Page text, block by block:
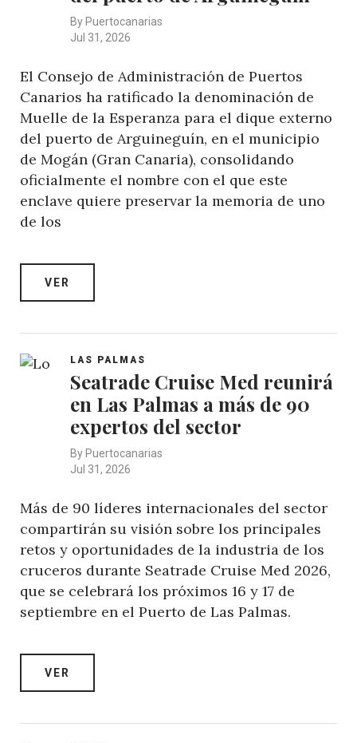
By Puertocanarias
Jul 31, 2026
El Consejo de Administración de Puertos
Canarios ha ratificado la denominación de
Muelle de la Esperanza para el dique externo
del puerto de Arguineguín, en el municipio
de Mogán (Gran Canaria), consolidando
oficialmente el nombre con el que este
enclave quiere preservar la memoria de uno
de los
VER
LAS PALMAS
Seatrade Cruise Med reunirá
en Las Palmas a más de 90
expertos del sector
By Puertocanarias
Jul 31, 2026
Más de 90 líderes internacionales del sector
compartirán su visión sobre los principales
retos y oportunidades de la industria de los
cruceros durante Seatrade Cruise Med 2026,
que se celebrará los próximos 16 y 17 de
septiembre en el Puerto de Las Palmas.
VER